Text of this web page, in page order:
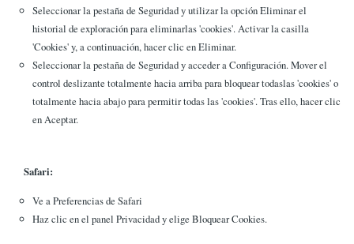
Seleccionar la pestaña de Seguridad y utilizar la opción Eliminar el
historial de exploración para eliminarlas 'cookies'. Activar la casilla
'Cookies' y, a continuación, hacer clic en Eliminar.
Seleccionar la pestaña de Seguridad y acceder a Configuración. Mover el
control deslizante totalmente hacia arriba para bloquear todaslas 'cookies' o
totalmente hacia abajo para permitir todas las 'cookies'. Tras ello, hacer clic
en Aceptar.
Safari:
Ve a Preferencias de Safari
Haz clic en el panel Privacidad y elige Bloquear Cookies.